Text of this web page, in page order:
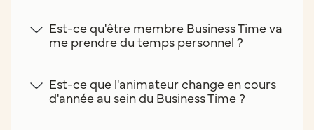
Est-ce qu'être membre Business Time va
me prendre du temps personnel ?
Est-ce que l'animateur change en cours
d'année au sein du Business Time ?